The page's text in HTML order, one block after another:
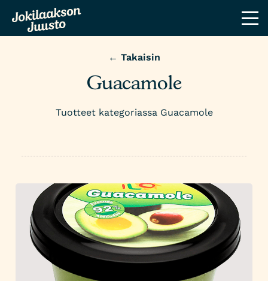
← Takaisin
Guacamole
Tuotteet kategoriassa Guacamole